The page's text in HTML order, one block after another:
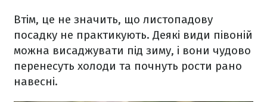
Втім, це не значить, що листопадову
посадку не практикують. Деякі види півоній
можна висаджувати під зиму, і вони чудово
перенесуть холоди та почнуть рости рано
навесні.